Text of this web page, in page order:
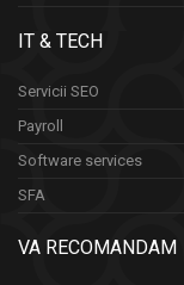
IT & TECH
Servicii SEO
Payroll
Software services
SFA
VA RECOMANDAM